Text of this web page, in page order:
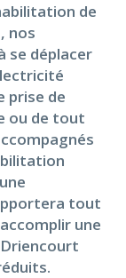
de
nos
se déplacer
prise de
ou de tout
tout
une